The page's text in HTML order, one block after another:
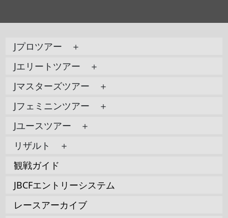
Jプロツアー ＋
Jエリートツアー ＋
Jマスターズツアー ＋
Jフェミニンツアー ＋
Jユースツアー ＋
リザルト ＋
観戦ガイド
JBCFエントリーシステム
レースアーカイブ